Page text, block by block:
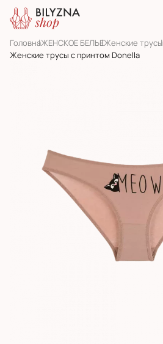
ГоловнаЖЕНСКОЕ БЕЛЬЕЖенскиe трусы
Женские трусы с принтом Donella